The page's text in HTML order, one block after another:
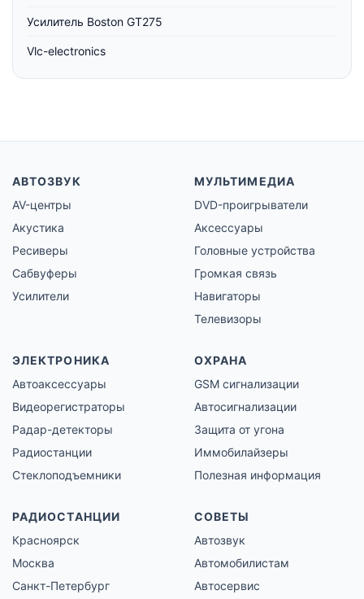
Усилитель Boston GT275
Vlc-electronics
АВТОЗВУК
AV-центры
Акустика
Ресиверы
Сабвуферы
Усилители
МУЛЬТИМЕДИА
DVD-проигрыватели
Аксессуары
Головные устройства
Громкая связь
Навигаторы
Телевизоры
ЭЛЕКТРОНИКА
Автоаксессуары
Видеорегистраторы
Радар-детекторы
Радиостанции
Стеклоподъемники
ОХРАНА
GSM сигнализации
Автосигнализации
Защита от угона
Иммобилайзеры
Полезная информация
РАДИОСТАНЦИИ
Красноярск
Москва
Санкт-Петербург
СОВЕТЫ
Автозвук
Автомобилистам
Автосервис